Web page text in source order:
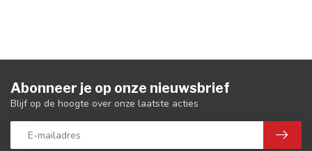
Abonneer je op onze nieuwsbrief
Blijf op de hoogte over onze laatste acties